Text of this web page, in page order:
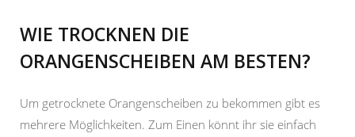
WIE TROCKNEN DIE
ORANGENSCHEIBEN AM BESTEN?
Um getrocknete Orangenscheiben zu bekommen gibt es
mehrere Möglichkeiten. Zum Einen könnt ihr sie einfach